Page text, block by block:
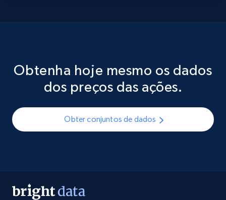
Obtenha hoje mesmo os dados
dos preços das ações.
Obter conjuntos de dados